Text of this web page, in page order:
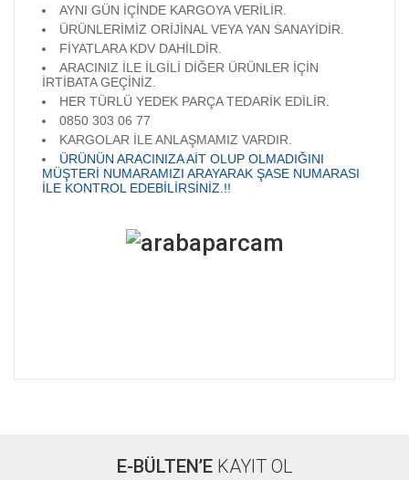
AYNI GÜN İÇİNDE KARGOYA VERİLİR.
ÜRÜNLERİMİZ ORİJİNAL VEYA YAN SANAYİDİR.
FİYATLARA KDV DAHİLDİR.
ARACINIZ İLE İLGİLİ DİĞER ÜRÜNLER İÇİN
İRTİBATA GEÇİNİZ.
HER TÜRLÜ YEDEK PARÇA TEDARİK EDİLİR.
0850 303 06 77
KARGOLAR İLE ANLAŞMAMIZ VARDIR.
ÜRÜNÜN ARACINIZA AİT OLUP OLMADIĞINI
MÜŞTERİ NUMARAMIZI ARAYARAK ŞASE NUMARASI
İLE KONTROL EDEBİLİRSİNİZ.!!
Yorum Yaz
Bu ürünün fiyat bilgisi, resim, ürün açıklamalarında ve diğer
E-BÜLTEN’EKAYIT OL